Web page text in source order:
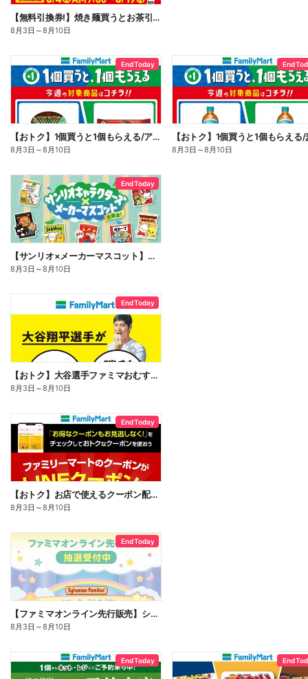
【無料引換券!】焼き麺買うとお茶引換券貰える!
8月3日 ～8月10日
End Today
【おトク】1個買うと1個もらえる/アイス
8月3日 ～8月10日
End
【おトク】1個買うと1個もらえる
8月3日 ～8月10日
End Today
【サンリオ×メーカーマスコット】オリジナルグッズ貰える!
8月3日 ～8月10日
End Today
【おトク】大谷選手ファミマおむすび割
8月3日 ～8月10日
End Today
【おトク】お店で使えるクーポン配信中
8月3日 ～8月10日
End Today
【ファミマオンライン先行販売】シルバニアファミリー
8月3日 ～8月10日
End Today End